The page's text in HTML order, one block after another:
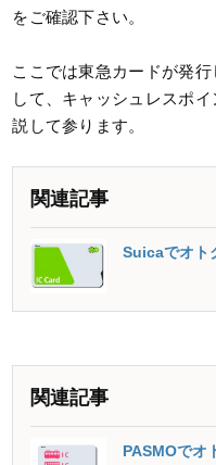
をご確認下さい。
ここでは東急カードが発
して、キャッシュレスポ
説して参ります。
関連記事
Suicaでオト
関連記事
PASMOでオ